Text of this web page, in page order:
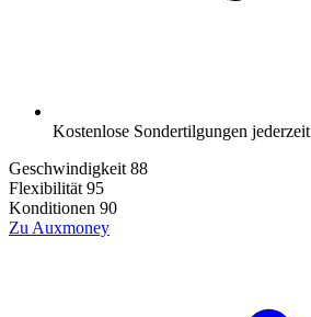
Kostenlose Sondertilgungen jederzeit
Geschwindigkeit 88
Flexibilität 95
Konditionen 90
Zu Auxmoney